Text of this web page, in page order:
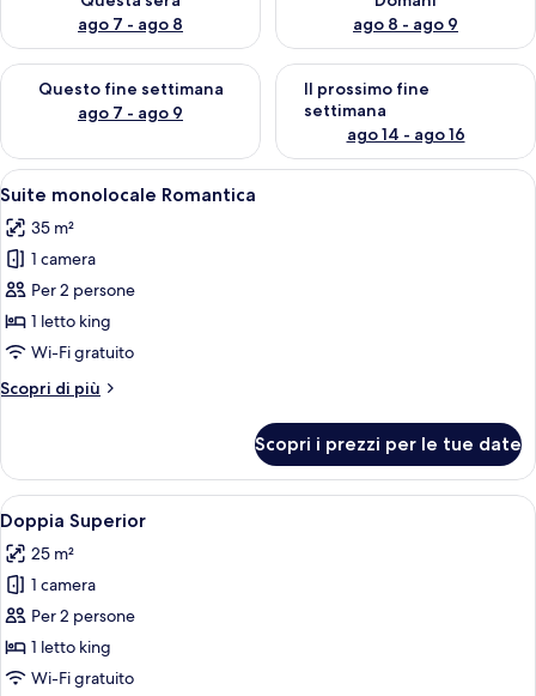
ago 7 - ago 8
ago 8 - ago 9
Questo fine settimana
ago 7 - ago 9
Verifica la disponibilità per questo fine settimana, ago 7 - ago
Il prossimo fine
settimana
ago 14 - ago 16
Verifica la disponibilità per il
Apri
tutte
le
foto
per
Suite
monolocale
Camera da letto con soffitto in
9
Suite monolocale Romantica
35 m²
1 camera
Per 2 persone
1 letto king
Wi-Fi gratuito
Scopri di più
Altri
monolocale
Romantica
Scopri i prezzi per le tue date
Apri
tutte
le
foto
per
Doppia
Superior
Una camera da letto con un letto,
10
Doppia Superior
25 m²
1 camera
Per 2 persone
1 letto king
Wi-Fi gratuito